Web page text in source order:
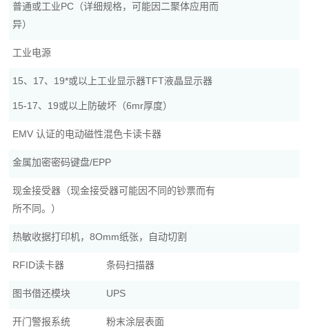
普通或工业PC（详细规格，可能因二聚体应用而
异）
工业电源
15、17、19*或以上工业显示器TFT液晶显示器
15-17、19或以上防破坏（6mr厚度）
EMV 认证的电动磁性混色卡读卡器
金属加密密码键盘/EPP
现金接受器（现金接受器可能因不同的钞票而有
所不同。）
热敏收据打印机，8Omm纸张，自动切割
RFID读卡器 条码扫描器
图书借还模块 UPS
开门警报系统 粉末涂层表面